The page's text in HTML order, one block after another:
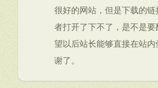
很好的网站，但是下载的
者打开了下不了，是不是
望以后站长能够直接在站
谢了。